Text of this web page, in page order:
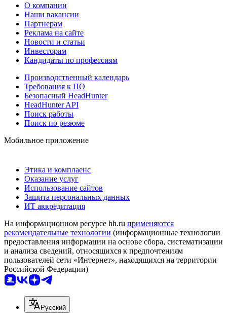
О компании
Наши вакансии
Партнерам
Реклама на сайте
Новости и статьи
Инвесторам
Кандидаты по профессиям
Производственный календарь
Требования к ПО
Безопасный HeadHunter
HeadHunter API
Поиск работы
Поиск по резюме
Мобильное приложение
Этика и комплаенс
Оказание услуг
Использование сайтов
Защита персональных данных
ИТ аккредитация
На информационном ресурсе hh.ru применяются
рекомендательные технологии (информационные технологии
предоставления информации на основе сбора, систематизации
и анализа сведений, относящихся к предпочтениям
пользователей сети «Интернет», находящихся на территории
Российской Федерации)
Русский